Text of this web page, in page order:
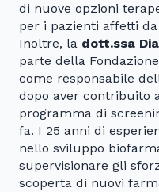
di nuove opzioni
per i pazienti affetti
Inoltre, la dott.ssa
parte della
come responsabile
dopo aver contribuito
programma di
fa. I 25 anni di
nello sviluppo
supervisionare gli
scoperta di nuovi